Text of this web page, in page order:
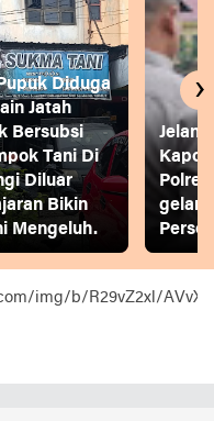
Diduga
Jatah
Bersubsi
Tani Di
Diluar
Bikin
Mengeluh.
gelar
›
img/b/R29vZ2xl/